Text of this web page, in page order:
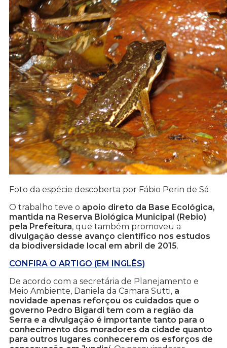
Foto da espécie descoberta por Fábio Perin de Sá
O trabalho teve o apoio direto da Base Ecológica,
mantida na Reserva Biológica Municipal (Rebio)
pela Prefeitura, que também promoveu a
divulgação desse avanço científico nos estudos
da biodiversidade local em abril de 2015.
CONFIRA O ARTIGO (EM INGLÊS)
De acordo com a secretária de Planejamento e
Meio Ambiente, Daniela da Camara Sutti, a
novidade apenas reforçou os cuidados que o
governo Pedro Bigardi tem com a região da
Serra e a divulgação é importante tanto para o
conhecimento dos moradores da cidade quanto
para outros lugares conhecerem os esforços de